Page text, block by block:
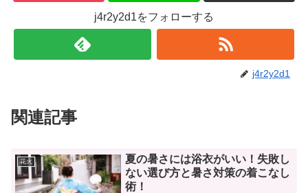
j4r2y2d1をフォローする
j4r2y2d1
関連記事
花火
夏の暑さには浴衣がいい！失敗し
ない選び方と暑さ対策の着こなし
術！